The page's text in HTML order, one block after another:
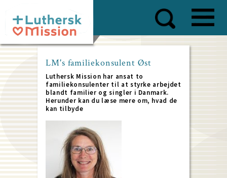
main
content
LM's familiekonsulent Øst
Luthersk Mission har ansat to
familiekonsulenter til at styrke arbejdet
blandt familier og singler i Danmark.
Herunder kan du læse mere om, hvad de
kan tilbyde